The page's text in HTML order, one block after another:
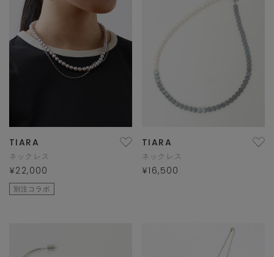
TIARA
ネックレス
¥22,000
別注コラボ
TIARA
ネックレス
¥16,500